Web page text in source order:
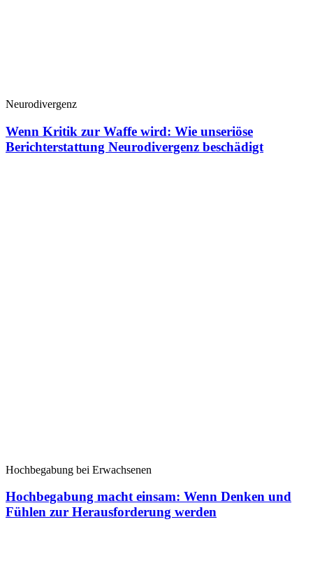
Neurodivergenz
Wenn Kritik zur Waffe wird: Wie unseriöse
Berichterstattung Neurodivergenz beschädigt
Hochbegabung bei Erwachsenen
Hochbegabung macht einsam: Wenn Denken und
Fühlen zur Herausforderung werden